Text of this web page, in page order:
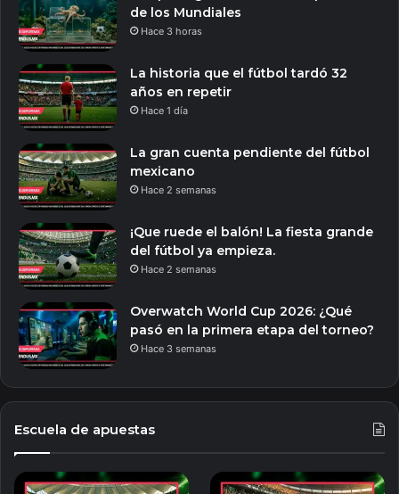
de los Mundiales
Hace 3 horas
La historia que el fútbol tardó 32
años en repetir
Hace 1 día
La gran cuenta pendiente del fútbol
mexicano
Hace 2 semanas
¡Que ruede el balón! La fiesta grande
del fútbol ya empieza.
Hace 2 semanas
Overwatch World Cup 2026: ¿Qué
pasó en la primera etapa del torneo?
Hace 3 semanas
Escuela de apuestas